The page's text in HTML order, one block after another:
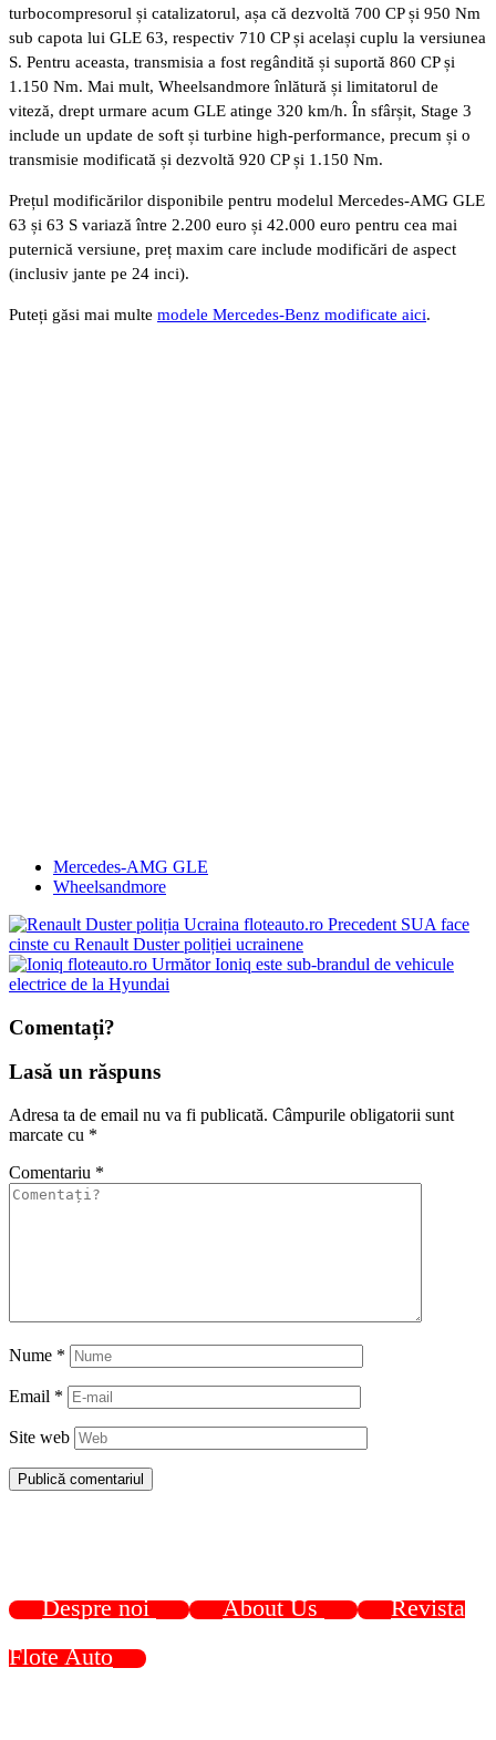
turbocompresorul și catalizatorul, așa că dezvoltă 700 CP și 950 Nm
sub capota lui GLE 63, respectiv 710 CP și același cuplu la versiunea
S. Pentru aceasta, transmisia a fost regândită și suportă 860 CP și
1.150 Nm. Mai mult, Wheelsandmore înlătură și limitatorul de
viteză, drept urmare acum GLE atinge 320 km/h. În sfârșit, Stage 3
include un update de soft și turbine high-performance, precum și o
transmisie modificată și dezvoltă 920 CP și 1.150 Nm.
Prețul modificărilor disponibile pentru modelul Mercedes-AMG GLE
63 și 63 S variază între 2.200 euro și 42.000 euro pentru cea mai
puternică versiune, preț maxim care include modificări de aspect
(inclusiv jante pe 24 inci).
Puteți găsi mai multe modele Mercedes-Benz modificate aici.
Mercedes-AMG GLE
Wheelsandmore
Precedent SUA face
cinste cu Renault Duster poliției ucrainene
Următor Ioniq este sub-brandul de vehicule
electrice de la Hyundai
Comentați?
Lasă un răspuns
Adresa ta de email nu va fi publicată. Câmpurile obligatorii sunt
marcate cu *
Comentariu *
Nume *
Email *
Site web
Despre noi About Us
Revista
Flote Auto